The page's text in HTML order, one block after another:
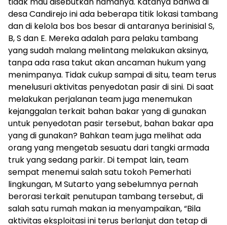
desa Candirejo ini ada beberapa titik lokasi tambang
dan di kelola bos bos besar di antaranya berinisial S,
B, S dan E. Mereka adalah para pelaku tambang
yang sudah malang melintang melakukan aksinya,
tanpa ada rasa takut akan ancaman hukum yang
menimpanya. Tidak cukup sampai di situ, team terus
menelusuri aktivitas penyedotan pasir di sini. Di saat
melakukan perjalanan team juga menemukan
kejanggalan terkait bahan bakar yang di gunakan
untuk penyedotan pasir tersebut, bahan bakar apa
yang di gunakan? Bahkan team juga melihat ada
orang yang mengetab sesuatu dari tangki armada
truk yang sedang parkir. Di tempat lain, team
sempat menemui salah satu tokoh Pemerhati
lingkungan, M Sutarto yang sebelumnya pernah
berorasi terkait penutupan tambang tersebut, di
salah satu rumah makan ia menyampaikan, “Bila
aktivitas eksploitasi ini terus berlanjut dan tetap di